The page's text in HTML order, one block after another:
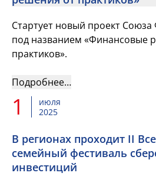
Стартует новый проект
под названием «Финансовые
практиков».
Подробнее…
1
июля
2025
В регионах проходит II
семейный фестиваль
инвестиций